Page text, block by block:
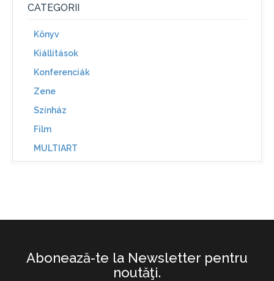
CATEGORII
Könyv
Kiállítások
Konferenciák
Zene
Színház
Film
MULTIART
Abonează-te la Newsletter pentru
noutăţi.